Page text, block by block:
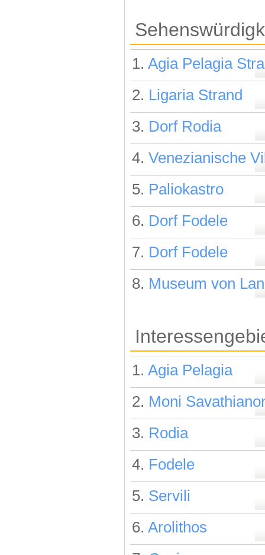
1. Agia Pelagia
2. Ligaria Strand
3. Dorf Rodia
4. Venezianische
5. Paliokastro
6. Dorf Fodele
7. Dorf Fodele
8. Museum von
1. Agia Pelagia
2. Moni
3. Rodia
4. Fodele
5. Servili
6. Arolithos